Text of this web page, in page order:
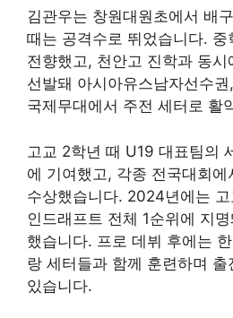
김관우는 창원대원초에서 배
때는 공격수로 뛰었습니다.
전향했고, 천안고 진학과 동시
선발돼 아시아유스남자선수
국제무대에서 주전 세터로 활
고교 2학년 때 U19 대표팀의
에 기여했고, 각종 전국대회
수상했습니다. 2024년에는
인드래프트 전체 1순위에 지
했습니다. 프로 데뷔 후에는
랑 세터들과 함께 훈련하며 출
있습니다.